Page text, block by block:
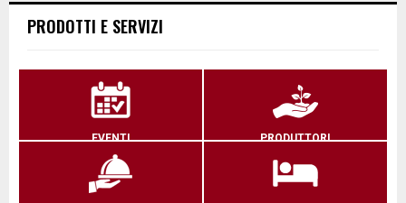
PRODOTTI E SERVIZI
EVENTI PRODUTTORI